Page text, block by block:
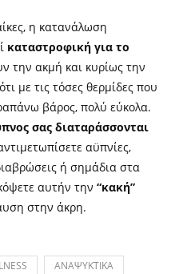
η κατανάλωση
καταστροφική για το
την ακμή και κυρίως την
με τις τόσες θερμίδες που
βάρος, πολύ εύκολα.
σας διαταράσσονται
αϋπνίες,
ή σημάδια στα
αυτήν την “κακή”
στην άκρη.
ΑΝΑΨΥΚΤΙΚΑ